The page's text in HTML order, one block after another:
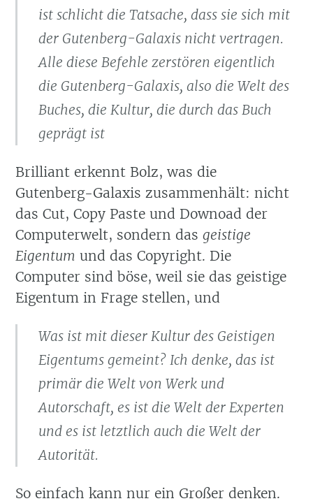
ist schlicht die Tatsache, dass sie sich mit
der Gutenberg-Galaxis nicht vertragen.
Alle diese Befehle zerstören eigentlich
die Gutenberg-Galaxis, also die Welt des
Buches, die Kultur, die durch das Buch
geprägt ist
Brilliant erkennt Bolz, was die
Gutenberg-Galaxis zusammenhält: nicht
das Cut, Copy Paste und Downoad der
Computerwelt, sondern dasgeistige
Eigentum und das Copyright. Die
Computer sind böse, weil sie das geistige
Eigentum in Frage stellen, und
Was ist mit dieser Kultur des Geistigen
Eigentums gemeint? Ich denke, das ist
primär die Welt von Werk und
Autorschaft, es ist die Welt der Experten
und es ist letztlich auch die Welt der
Autorität.
So einfach kann nur ein Großer denken.